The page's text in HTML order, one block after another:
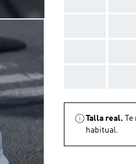
Talla real.
habitual.